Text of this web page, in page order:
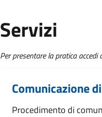
Servizi
Per presentare la pratica accedi
Comunicazione
Procedimento di